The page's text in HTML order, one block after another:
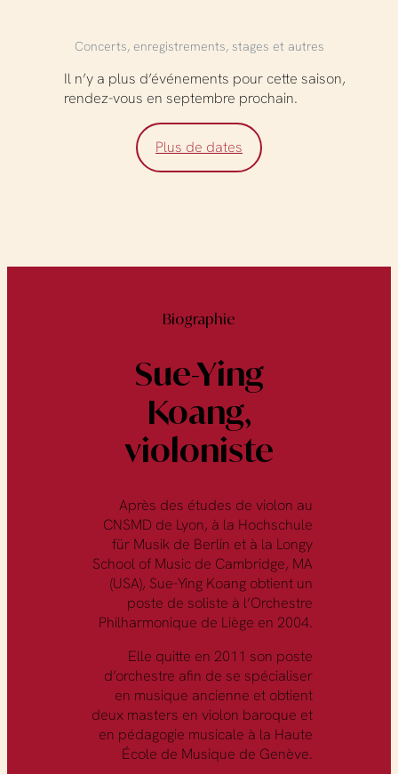
Concerts, enregistrements, stages et autres
Il n’y a plus d’événements pour cette saison,
rendez-vous en septembre prochain.
Plus de dates
Biographie
Sue-Ying
Koang,
violoniste
Après des études de violon au
CNSMD de Lyon, à la Hochschule
für Musik de Berlin et à la Longy
School of Music de Cambridge, MA
(USA), Sue-Ying Koang obtient un
poste de soliste à l’Orchestre
Philharmonique de Liège en 2004.
Elle quitte en 2011 son poste
d’orchestre afin de se spécialiser
en musique ancienne et obtient
deux masters en violon baroque et
en pédagogie musicale à la Haute
École de Musique de Genève.